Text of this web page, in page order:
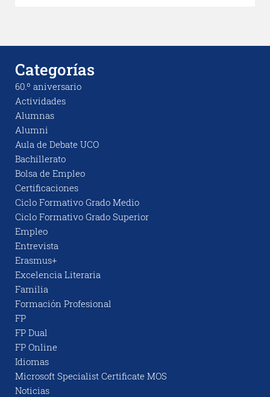
Categorías
60.º aniversario
Actividades
Alumnas
Alumni
Aula de Debate UCO
Bachillerato
Bolsa de Empleo
Certificaciones
Ciclo Formativo Grado Medio
Ciclo Formativo Grado Superior
Empleo
Entrevista
Erasmus+
Excelencia Literaria
Familia
Formación Profesional
FP
FP Dual
FP Online
Idiomas
Microsoft Specialist Certificate MOS
Noticias